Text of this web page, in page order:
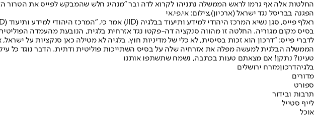
החלטות אלה אף גרמו לראש הממשלה נתניהו לקרוא לדה ובר "מנהיג חלש שהמבקש לפייס את הטרור
הפגנה בבריסל נגד ישראל (ארכיון),צילום: אי.פי.אי
בסיס מקום מגוריה. החלטה זו מהווה סנקציה דה-פקטו נגד אזרחית בלגית, הנובעת מהעמדה
לדברי פייס: "דרכון הוא זכות בסיסית, לא כלי של מדיניות חוץ. בלגיה לא מטילה כאן סנקציות על
הממשלה הבלגית למעשה מפלה את אזרחיה שלה על בסיס השתייכות פוליטית ודתית. הדבר נוגד כל
טעינו? נתקן! אם מצאתם טעות בכתבה, נשמח שתשתפו אותנו
בלגיהדרכוןמזרח ירושלים
מדורים
ספורט
תרבות ובידור
לייף סטייל
אוכל